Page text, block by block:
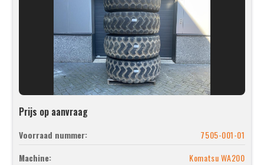
Prijs op aanvraag
Voorraad nummer:
7505-001-01
Machine:
Komatsu WA200